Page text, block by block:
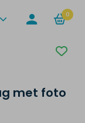
0
met foto